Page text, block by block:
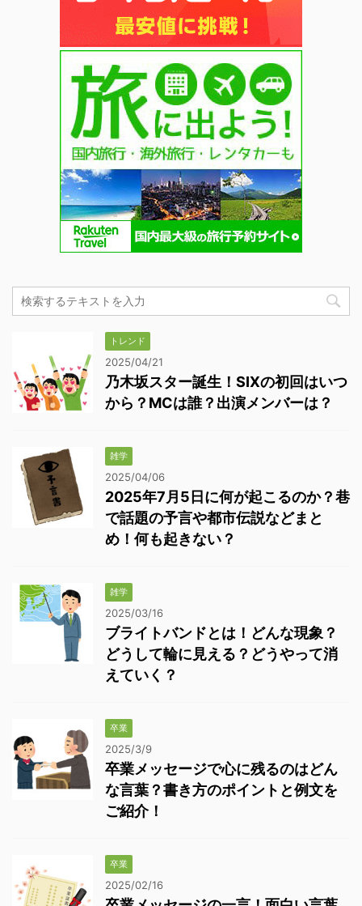
トレンド
2025/04/21
乃木坂スター誕生！SIXの初回はいつ
から？MCは誰？出演メンバーは？
雑学
2025/04/06
2025年7月5日に何が起こるのか？巷
で話題の予言や都市伝説などまと
め！何も起きない？
雑学
2025/03/16
ブライトバンドとは！どんな現象？
どうして輪に見える？どうやって消
えていく？
卒業
2025/3/9
卒業メッセージで心に残るのはどん
な言葉？書き方のポイントと例文を
ご紹介！
卒業
2025/02/16